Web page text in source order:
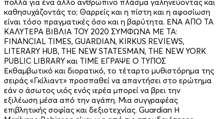
καθησυχάζοντάς το; Θαρρείς και η πίστη και η αφοσίωση
είναι τόσο πραγματικές όσο και η βαρύτητα. ΕΝΑ ΑΠΟ ΤΑ
ΚΑΛΥΤΕΡΑ ΒΙΒΛΙΑ ΤΟΥ 2020 ΣΥΜΦΩΝΑ ΜΕ ΤΑ:
FINANCIAL TIMES, GUARDIAN, KIRKUS REVIEWS,
LITERARY HUB, THE NEW STATESMAN, THE NEW YORK
PUBLIC LIBRARY και TIME ΕΓΡΑΨΕ Ο ΤΥΠΟΣ
Εκθαμβωτικό και διορατικό, το τέταρτο μυθιστόρημα της
σειράς «Γκίλιαντ» προσπαθεί να απαντήσει στο ερώτημα
εάν ο άσωτος υιός ενός ιερέα μπορεί να βρει την
εξιλέωση μέσα από την αγάπη. Μια συγγραφέας
επιβλητικής σοφίας και δεξιοτεχνίας. Guardian Η